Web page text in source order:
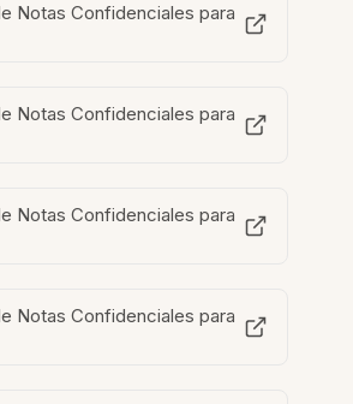
Notas Confidenciales para
Notas Confidenciales para
Notas Confidenciales para
Notas Confidenciales para